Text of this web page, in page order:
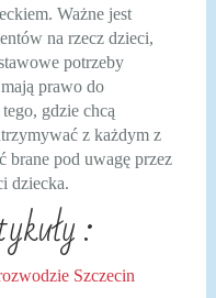
Ważne jest
na rzecz dzieci,
potrzeby
prawo do
gdzie chcą
z każdym z
pod uwagę przez
dziecka.
:
Szczecin